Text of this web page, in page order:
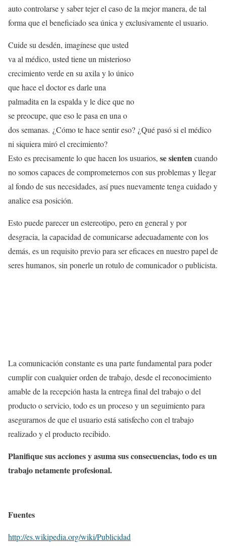
auto controlarse y saber tejer el caso de la mejor manera, de tal
forma que el beneficiado sea única y exclusivamente el usuario.
Cuide su desdén, imagínese que usted
va al médico, usted tiene un misterioso
crecimiento verde en su axila y lo único
que hace el doctor es darle una
palmadita en la espalda y le dice que no
se preocupe, que eso le pasa en una o
dos semanas. ¿Cómo te hace sentir eso? ¿Qué pasó si el médico
ni siquiera miró el crecimiento?
Esto es precisamente lo que hacen los usuarios, se sientencuando
no somos capaces de comprometernos con sus problemas y llegar
al fondo de sus necesidades, así pues nuevamente tenga cuidado y
analice esa posición.
Esto puede parecer un estereotipo, pero en general y por
desgracia, la capacidad de comunicarse adecuadamente con los
demás, es un requisito previo para ser eficaces en nuestro papel de
seres humanos, sin ponerle un rotulo de comunicador o publicista.
La comunicación constante es una parte fundamental para poder
cumplir con cualquier orden de trabajo, desde el reconocimiento
amable de la recepción hasta la entrega final del trabajo o del
producto o servicio, todo es un proceso y un seguimiento para
asegurarnos de que el usuario está satisfecho con el trabajo
realizado y el producto recibido.
Planifique sus acciones y asuma sus consecuencias, todo es un
trabajo netamente profesional.
Fuentes
http://es.wikipedia.org/wiki/Publicidad